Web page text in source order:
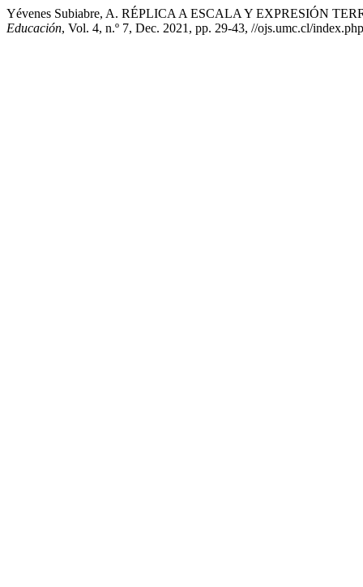
Yévenes Subiabre, A. RÉPLICA A ESCALA Y EXPRESIÓN
Educación, Vol. 4, n.º 7, Dec. 2021, pp. 29-43, //ojs.umc.cl/